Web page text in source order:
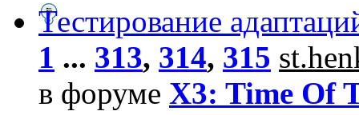
Тестирование
1 ... 313, 314, 315
в форуме X3: Time Of